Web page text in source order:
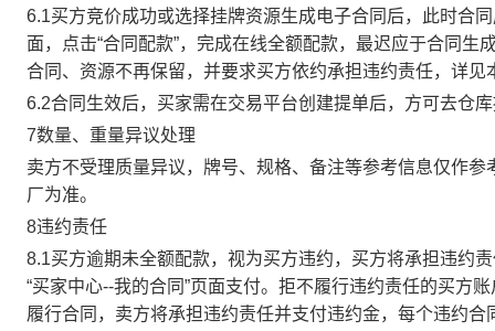
6.1买方竞价成功或选择挂牌资源生成电子合同后，此时合
面，点击“合同配款”，完成在线全额配款，最迟应于合同
合同、资源不再保留，并要求买方依约承担违约责任，详见
6.2合同生效后，买家需在交易平台创建提单后，方可去仓
7数量、重量异议处理
卖方不受理质量异议，牌号、规格、备注等参考信息仅作
厂为准。
8违约责任
8.1买方逾期未全额配款，视为买方违约，买方将承担违约
“买家中心--我的合同”页面支付。拒不履行违约责任的买方
履行合同，卖方将承担违约责任并支付违约金，每个违约